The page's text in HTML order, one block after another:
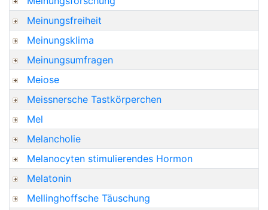
Meinungsfreiheit
Meinungsklima
Meinungsumfragen
Meiose
Meissnersche Tastkörperchen
Mel
Melancholie
Melanocyten stimulierendes Hormon
Melatonin
Mellinghoffsche Täuschung